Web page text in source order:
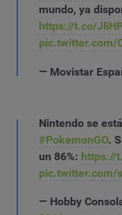
mundo, ya
https://t.co/
pic.twitter.com/
— Movistar
Nintendo se
#PokemonGO.
un 86%: https://
pic.twitter.com/
— Hobby